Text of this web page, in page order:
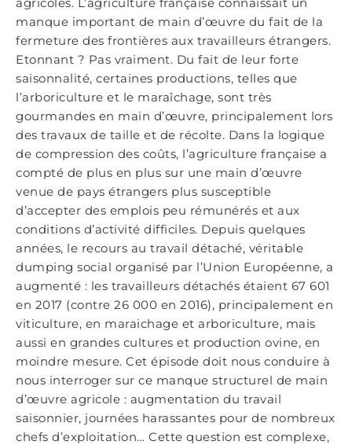
manque important de main d’œuvre du fait de la
fermeture des frontières aux travailleurs étrangers.
Etonnant ? Pas vraiment. Du fait de leur forte
saisonnalité, certaines productions, telles que
l’arboriculture et le maraîchage, sont très
gourmandes en main d’œuvre, principalement lors
des travaux de taille et de récolte. Dans la logique
de compression des coûts, l’agriculture française a
compté de plus en plus sur une main d’œuvre
venue de pays étrangers plus susceptible
d’accepter des emplois peu rémunérés et aux
conditions d’activité difficiles. Depuis quelques
années, le recours au travail détaché, véritable
dumping social organisé par l’Union Européenne, a
augmenté : les travailleurs détachés étaient 67 601
en 2017 (contre 26 000 en 2016), principalement en
viticulture, en maraichage et arboriculture, mais
aussi en grandes cultures et production ovine, en
moindre mesure. Cet épisode doit nous conduire à
nous interroger sur ce manque structurel de main
d’œuvre agricole : augmentation du travail
saisonnier, journées harassantes pour de nombreux
chefs d’exploitation… Cette question est complexe,